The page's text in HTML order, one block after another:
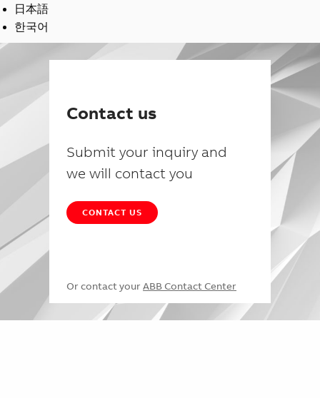
日本語
한국어
Contact us
Submit your inquiry and
we will contact you
CONTACT US
Or contact your ABB Contact Center